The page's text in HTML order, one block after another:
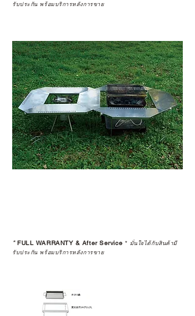
รับประกัน พร้อมบริการหลังการขาย
*FULL WARRANTY & After Service * มั่นใจได้กับสินค้ามี
รับประกัน พร้อมบริการหลังการขาย